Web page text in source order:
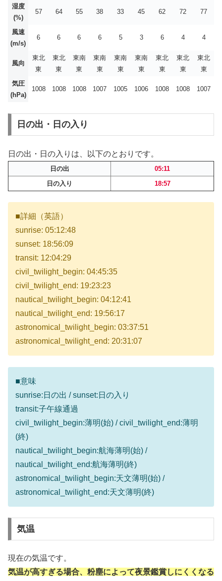
湿度
(%)
57 64 55 38 33 45 62 72 77
風速
(m/s)
6 6 6 6 5 3 6 4 4
風向
東北
東
東北
東
東南
東
東南
東
東南
東
東南
東
東北
東
東北
東
東北
東
気圧
(hPa)
1008 1008 1008 1007 1005 1006 1008 1008 1007
日の出・日の入り
日の出・日の入りは、以下のとおりです。
日の出
05:11
日の入り
18:57
■詳細（英語）
sunrise: 05:12:48
sunset: 18:56:09
transit: 12:04:29
civil_twilight_begin: 04:45:35
civil_twilight_end: 19:23:23
nautical_twilight_begin: 04:12:41
nautical_twilight_end: 19:56:17
astronomical_twilight_begin: 03:37:51
astronomical_twilight_end: 20:31:07
■意味
sunrise:日の出 / sunset:日の入り
transit:子午線通過
civil_twilight_begin:薄明(始) / civil_twilight_end:薄明
(終)
nautical_twilight_begin:航海薄明(始) /
nautical_twilight_end:航海薄明(終)
astronomical_twilight_begin:天文薄明(始) /
astronomical_twilight_end:天文薄明(終)
気温
現在の気温です。
気温が高すぎる場合、粉塵によって夜景鑑賞しにくくなる